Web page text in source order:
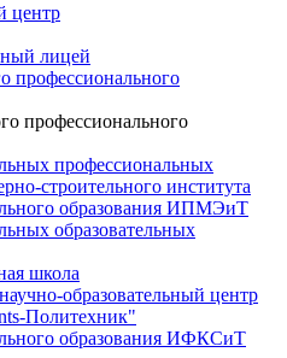
центр
лицей
профессионального
профессионального
профессиональных
строительного института
образования ИПМЭиТ
образовательных
школа
образовательный центр
Политехник"
образования ИФКСиТ